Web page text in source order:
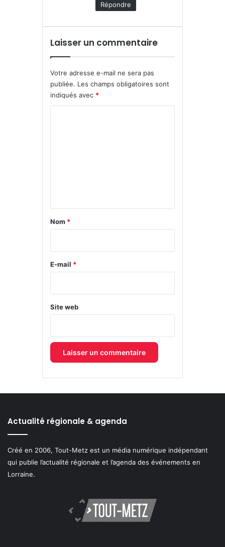
Répondre
Laisser un commentaire
Votre adresse e-mail ne sera pas
publiée. Les champs obligatoires sont
indiqués avec *
a
e
Nom *
E-mail *
Site web
Actualité régionale & agenda
Créé en 2006, Tout-Metz est un média numérique indépendant
qui publie l’actualité régionale et l’agenda des événements en
Lorraine.